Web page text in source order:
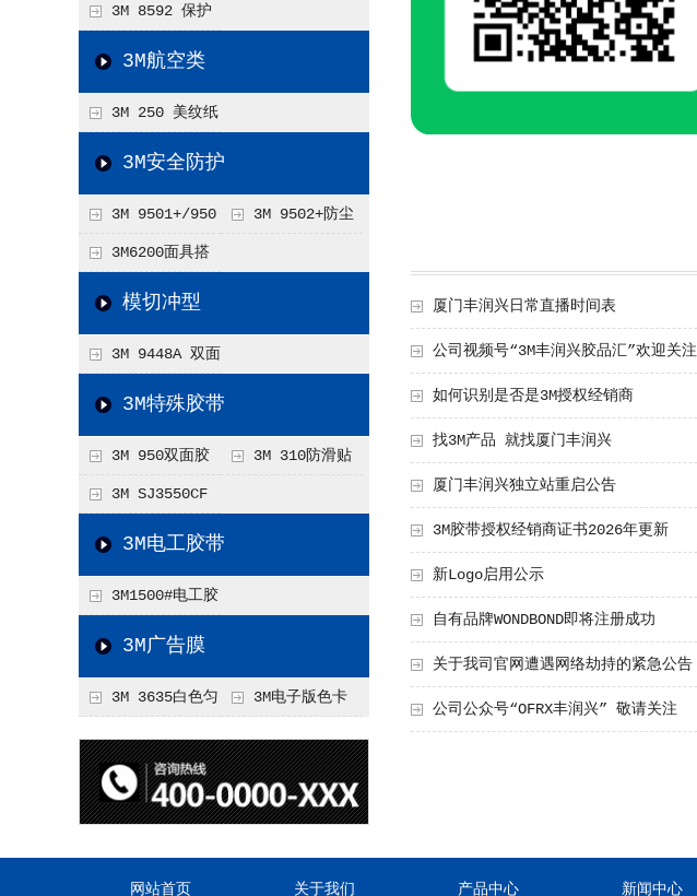
3M 8592 保护
3M航空类
3M 250 美纹纸
3M安全防护
3M 9501+/950
2+防尘口罩环保装
3M 9502+防尘
3M6200面具搭
配6001CN滤盒七件
模切冲型
3M 9448A 双面
3M特殊胶带
3M 950双面胶
带
3M 310防滑贴
3M SJ3550CF
3M电工胶带
3M1500#电工胶
3M广告膜
3M 3635白色匀 3M电子版色卡
厦门丰润兴日常直播时间表
公司视频号“3M丰润兴胶品汇”欢迎关注
如何识别是否是3M授权经销商
找3M产品 就找厦门丰润兴
厦门丰润兴独立站重启公告
3M胶带授权经销商证书2026年更新
新Logo启用公示
自有品牌WONDBOND即将注册成功
关于我司官网遭遇网络劫持的紧急公告
公司公众号“OFRX丰润兴” 敬请关注
网站首页 关于我们 产品中心 新闻中心